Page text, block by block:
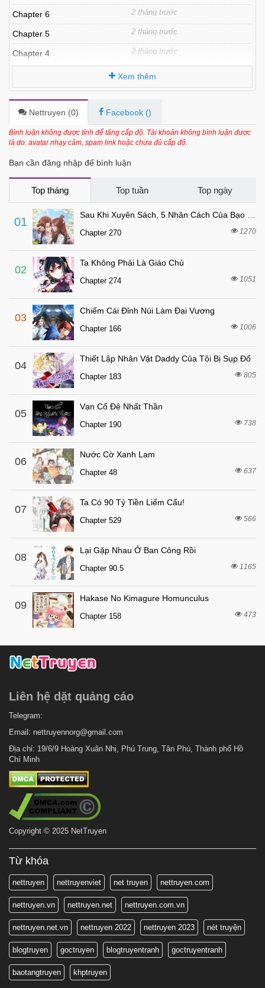
Chapter 6 2 tháng trước
Chapter 5 2 tháng trước
Chapter 4 2 tháng trước
Chapter 2 2 tháng trước
Chapter 1 2 tháng trước
Xem thêm
Nettruyen (0) Facebook ()
Bình luận không được tính để tăng cấp độ. Tài khoản không bình luận được
là do: avatar nhạy cảm, spam link hoặc chưa đủ cấp độ.
Bạn cần đăng nhập để bình luận
Top tháng Top tuần Top ngày
01
Chapter 270 1270
02
Ta Không Phải Là Giáo Chủ
Chapter 274 1051
03
Chiếm Cái Đỉnh Núi Làm Đại Vương
Chapter 166 1006
04
Thiết Lập Nhân Vật Daddy Của Tôi Bị Sụp Đổ
Chapter 183 805
05
Vạn Cổ Đệ Nhất Thần
Chapter 190 738
06
Nước Cờ Xanh Lam
Chapter 48 637
07
Ta Có 90 Tỷ Tiền Liếm Cẩu!
Chapter 529 566
08
Lại Gặp Nhau Ở Ban Công Rồi
Chapter 90.5 1165
09
Hakase No Kimagure Homunculus
Chapter 158 473
Liên hệ dặt quảng cáo
Telegram:
Email: nettruyennorg@gmail.com
Địa chỉ: 19/6/9 Hoàng Xuân Nhị, Phú Trung, Tân Phú, Thành phố Hồ
Chí Minh
Copyright © 2025 NetTruyen
Từ khóa
nettruyen nettruyenviet net truyen nettruyen.com
nettruyen.vn nettruyen.net nettruyen.com.vn
nettruyen.net.vn nettruyen 2022 nettruyen 2023 nét truyện
blogtruyen goctruyen blogtruyentranh goctruyentranh
baotangtruyen khptruyen